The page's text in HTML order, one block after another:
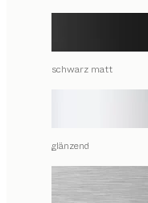
schwarz matt
glänzend